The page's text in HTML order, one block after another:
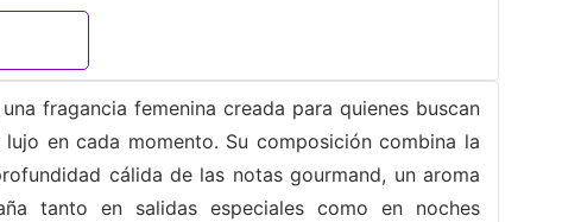
fragancia femenina creada para quienes buscan
en cada momento. Su composición combina la
cálida de las notas gourmand, un aroma
tanto en salidas especiales como en noches